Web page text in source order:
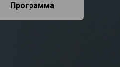
Программа